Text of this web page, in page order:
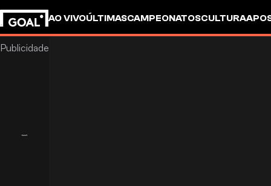
AO VIVOÚLTIMASCAMPEONATOSCULTURA